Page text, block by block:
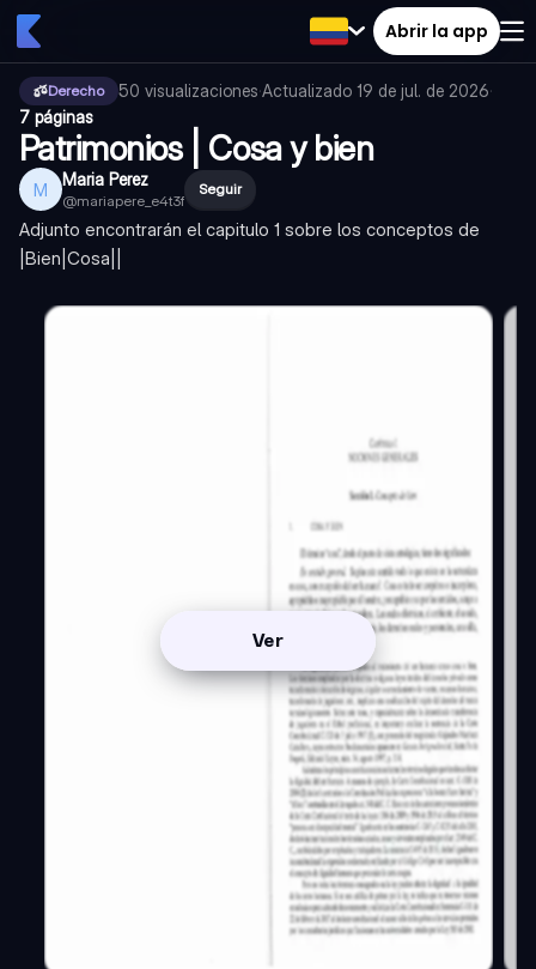
Abrir la app
Derecho 50 visualizaciones·Actualizado 19 de jul. de 2026·
7 páginas
Patrimonios | Cosa y bien
M Maria Perez
@mariapere_e4t3f
Seguir
Adjunto encontrarán el capitulo 1 sobre los conceptos de
|Bien|Cosa||
Ver